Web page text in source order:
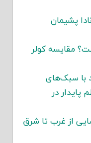
پشیمان
مقایسه کولر
با سبک‌های
پایدار در
از غرب تا شرق